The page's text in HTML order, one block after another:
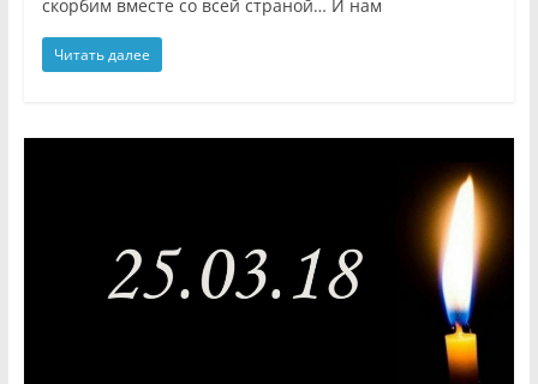
скорбим вместе со всей страной… И нам
Читать далее